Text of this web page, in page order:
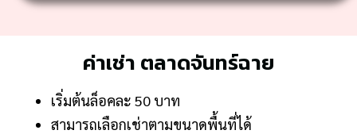
ค่าเช่า ตลาดจันทร์ฉาย
เริ่มต้นล็อคละ 50 บาท
สามารถเลือกเช่าตามขนาดพื้นที่ได้